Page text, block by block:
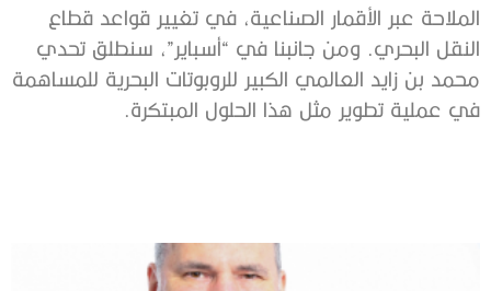
الملاحة عبر الأقمار الصناعية، في تغيير قواعد قطاع
النقل البحري. ومن جانبنا في “أسباير”، سنطلق تحدي
محمد بن زايد العالمي الكبير للروبوتات البحرية للمساهمة
في عملية تطوير مثل هذا الحلول المبتكرة.